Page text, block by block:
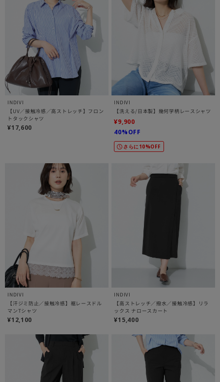
INDIVI
【UV／接触冷感／高ストレッチ】フロン
トタックシャツ
¥17,600
INDIVI
【洗える/日本製】幾何学柄レースシャツ
¥9,900
40%OFF
さらに10%OFF
INDIVI
【汗ジミ防止／接触冷感】裾レースドル
マンTシャツ
¥12,100
INDIVI
【高ストレッチ／撥水／接触冷感】リラ
ックス ナロースカート
¥15,400